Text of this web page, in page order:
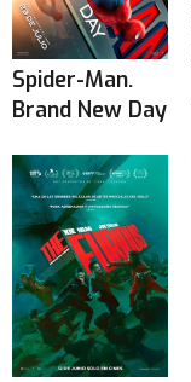
Spider-Man.
Brand New Day